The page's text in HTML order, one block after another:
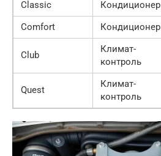
Classic
Кондиционер
Comfort
Кондиционер
Club
Климат-
контроль
Quest
Климат-
контроль